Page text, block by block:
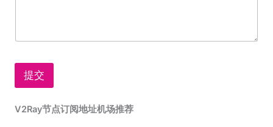
提交
V2Ray节点订阅地址机场推荐